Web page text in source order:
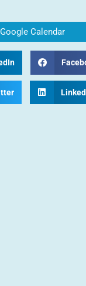
Calendar